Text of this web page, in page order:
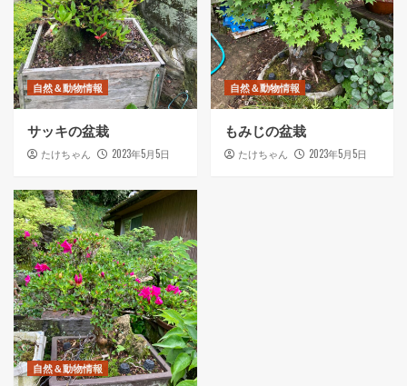
自然＆動物情報
サッキの盆栽
たけちゃん 2023年5月5日
自然＆動物情報
もみじの盆栽
たけちゃん 2023年5月5日
自然＆動物情報